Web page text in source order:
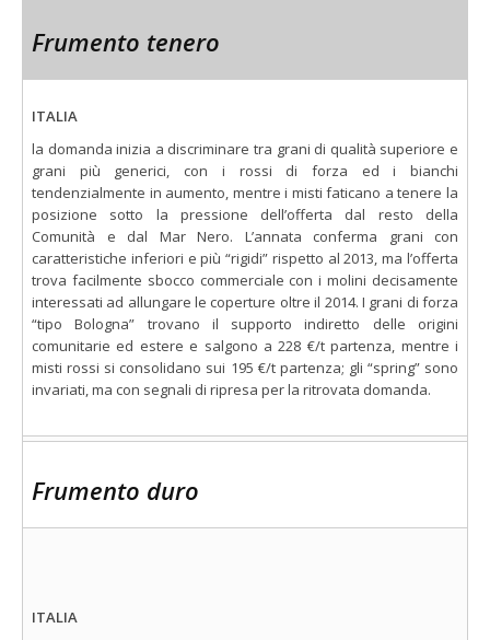
Frumento tenero
ITALIA
la domanda inizia a discriminare tra grani di qualità superiore e
grani più generici, con i rossi di forza ed i bianchi
tendenzialmente in aumento, mentre i misti faticano a tenere la
posizione sotto la pressione dell’offerta dal resto della
Comunità e dal Mar Nero. L’annata conferma grani con
caratteristiche inferiori e più “rigidi” rispetto al 2013, ma l’offerta
trova facilmente sbocco commerciale con i molini decisamente
interessati ad allungare le coperture oltre il 2014. I grani di forza
“tipo Bologna” trovano il supporto indiretto delle origini
comunitarie ed estere e salgono a 228 €/t partenza, mentre i
misti rossi si consolidano sui 195 €/t partenza; gli “spring” sono
invariati, ma con segnali di ripresa per la ritrovata domanda.
Frumento duro
ITALIA